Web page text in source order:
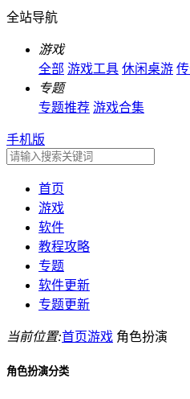
全站导航
游戏
全部 游戏工具 休闲桌游
专题
专题推荐 游戏合集
手机版
首页
游戏
软件
教程攻略
专题
软件更新
专题更新
当前位置:首页游戏 角色扮演
角色扮演分类